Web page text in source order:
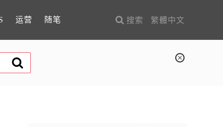
运营 随笔 搜索 繁體中文